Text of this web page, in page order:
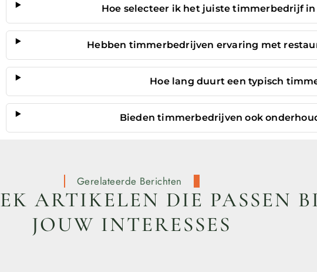
Hoe selecteer ik het juiste timmerbedrijf
Hebben timmerbedrijven ervaring met
Hoe lang duurt een typisch
Bieden timmerbedrijven ook
Gerelateerde Berichten
ARTIKELEN DIE PASSEN
JOUW INTERESSES